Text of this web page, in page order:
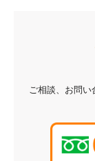
ご相談、お問い